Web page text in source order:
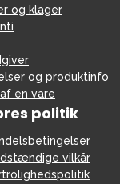
og klager
og produktinfo
en vare
politik
vilkår